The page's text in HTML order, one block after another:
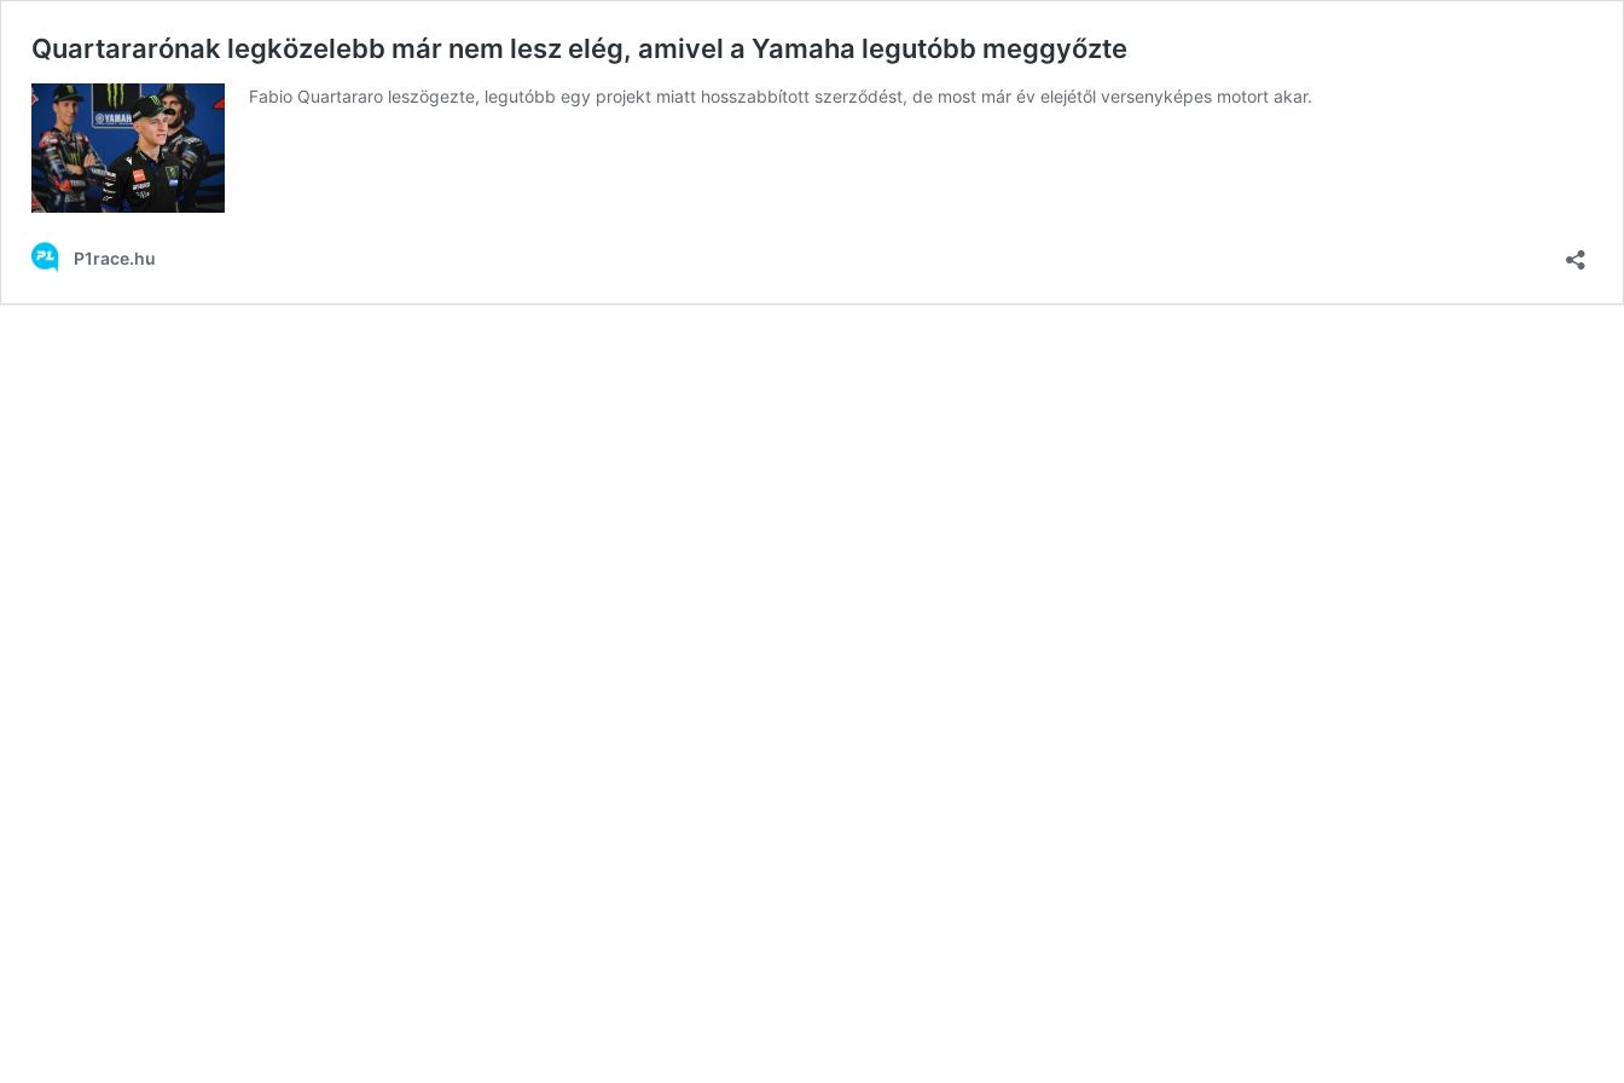
Quartararónak legközelebb már nem lesz elég, amivel a Yamaha legutóbb meggyőzte
Fabio Quartararo leszögezte, legutóbb egy projekt miatt hosszabbított szerződést, de most már év elejétől versenyképes motort akar.
P1race.hu